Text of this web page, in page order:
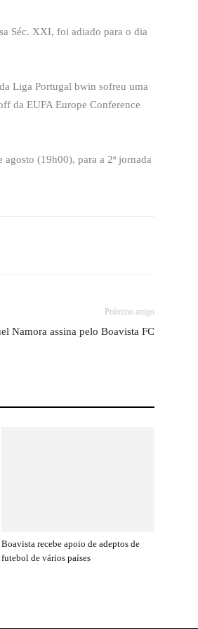
Séc. XXI, foi adiado para o dia
Liga Portugal bwin sofreu uma
da EUFA Europe Conference
(19h00), para a 2ª jornada
Próximo artigo
Namora assina pelo Boavista FC
Boavista recebe apoio de adeptos de
futebol de vários países